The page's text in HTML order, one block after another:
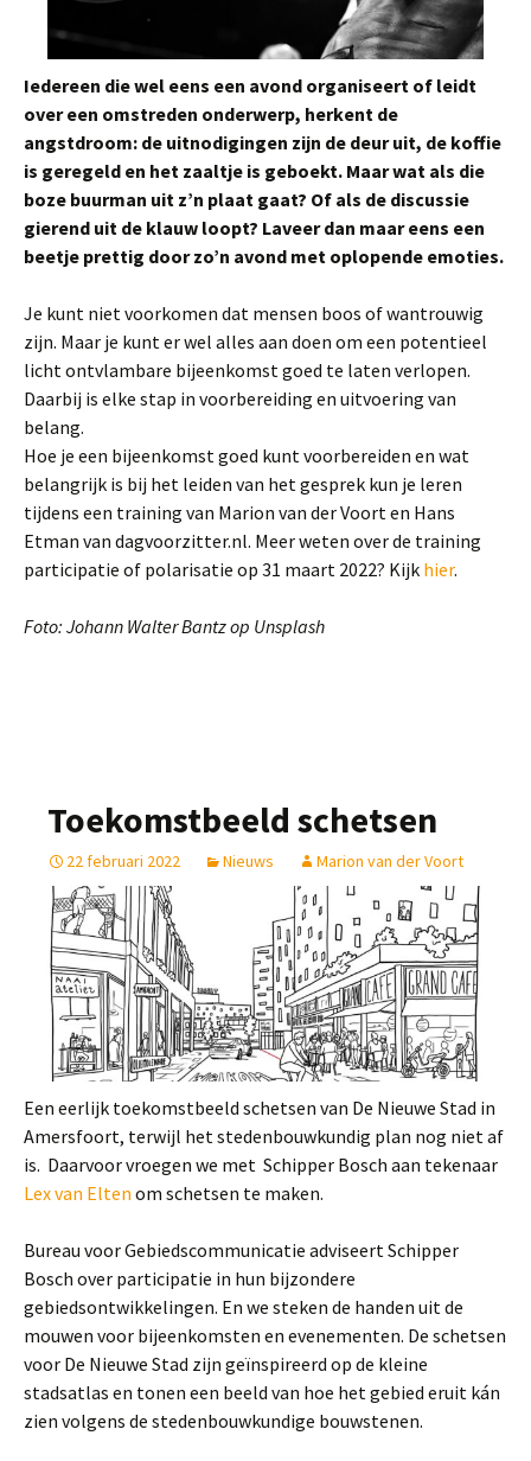
Iedereen die wel eens een avond organiseert of leidt
over een omstreden onderwerp, herkent de
angstdroom: de uitnodigingen zijn de deur uit, de koffie
is geregeld en het zaaltje is geboekt. Maar wat als die
boze buurman uit z’n plaat gaat? Of als de discussie
gierend uit de klauw loopt? Laveer dan maar eens een
beetje prettig door zo’n avond met oplopende emoties.
Je kunt niet voorkomen dat mensen boos of wantrouwig
zijn. Maar je kunt er wel alles aan doen om een potentieel
licht ontvlambare bijeenkomst goed te laten verlopen.
Daarbij is elke stap in voorbereiding en uitvoering van
belang.
Hoe je een bijeenkomst goed kunt voorbereiden en wat
belangrijk is bij het leiden van het gesprek kun je leren
tijdens een training van Marion van der Voort en Hans
Etman van dagvoorzitter.nl. Meer weten over de training
participatie of polarisatie op 31 maart 2022? Kijk hier.
Foto: Johann Walter Bantz op Unsplash
Toekomstbeeld schetsen
22 februari 2022 Nieuws Marion van der Voort
Een eerlijk toekomstbeeld schetsen van De Nieuwe Stad in
Amersfoort, terwijl het stedenbouwkundig plan nog niet af
is. Daarvoor vroegen we met Schipper Bosch aan tekenaar
Lex van Elten om schetsen te maken.
Bureau voor Gebiedscommunicatie adviseert Schipper
Bosch over participatie in hun bijzondere
gebiedsontwikkelingen. En we steken de handen uit de
mouwen voor bijeenkomsten en evenementen. De schetsen
voor De Nieuwe Stad zijn geïnspireerd op de kleine
stadsatlas en tonen een beeld van hoe het gebied eruit kán
zien volgens de stedenbouwkundige bouwstenen.